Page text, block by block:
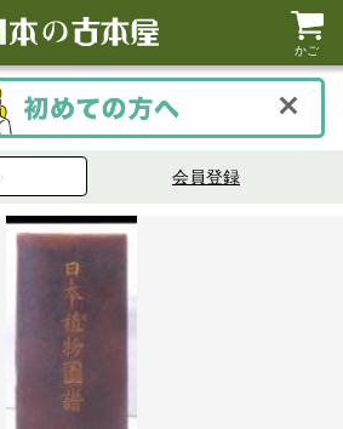
かご
会員登録